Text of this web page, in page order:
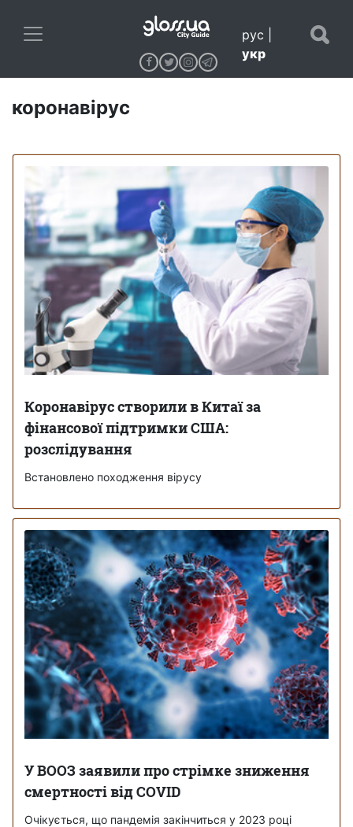
рус
укр
коронавірус
Коронавірус створили в Китаї за
фінансової підтримки США:
розслідування
Встановлено походження вірусу
У ВООЗ заявили про стрімке зниження
смертності від COVID
Очікується, що пандемія закінчиться у 2023 році